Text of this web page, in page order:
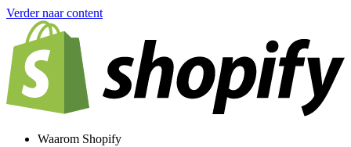
Verder naar content
Waarom Shopify